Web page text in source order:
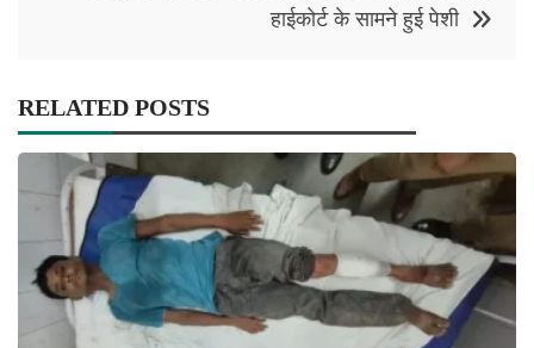
हाईकोर्ट के सामने हुई पेशी
RELATED POSTS